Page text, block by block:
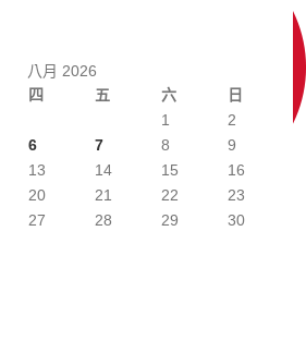
八月 2026
四 五 六 日
1
2
6 7 8
9
13 14 15
16
20 21 22
23
27 28 29
30